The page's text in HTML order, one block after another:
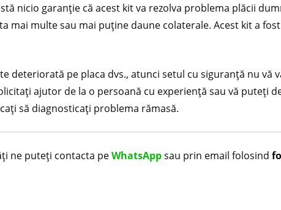
nicio garanție că acest kit va rezolva problema plăcii
mai multe sau mai puține daune colaterale. Acest kit a
deteriorată pe placa dvs., atunci setul cu siguranță nu vă
ajutor de la o persoană cu experiență sau vă puteți
să diagnosticați problema rămasă.
ne puteți contacta peWhatsAppsau prin email folosind